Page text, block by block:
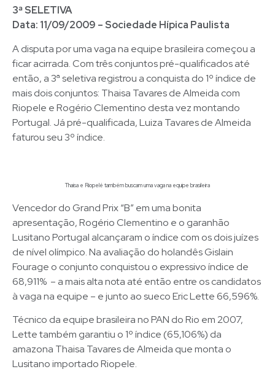
3ª SELETIVA
Data: 11/09/2009 – Sociedade Hípica Paulista
A disputa por uma vaga na equipe brasileira começou a
ficar acirrada. Com três conjuntos pré-qualificados até
então, a 3ª seletiva registrou a conquista do 1º índice de
mais dois conjuntos: Thaisa Tavares de Almeida com
Riopele e Rogério Clementino desta vez montando
Portugal. Já pré-qualificada, Luiza Tavares de Almeida
faturou seu 3º índice.
Thaisa e Riopelé também buscam uma vaga na equipe brasileira
Vencedor do Grand Prix “B” em uma bonita
apresentação, Rogério Clementino e o garanhão
Lusitano Portugal alcançaram o índice com os dois juízes
de nível olímpico. Na avaliação do holandês Gislain
Fourage o conjunto conquistou o expressivo índice de
68,911% – a mais alta nota até então entre os candidatos
à vaga na equipe – e junto ao sueco Eric Lette 66,596%.
Técnico da equipe brasileira no PAN do Rio em 2007,
Lette também garantiu o 1º índice (65,106%) da
amazona Thaisa Tavares de Almeida que monta o
Lusitano importado Riopele.